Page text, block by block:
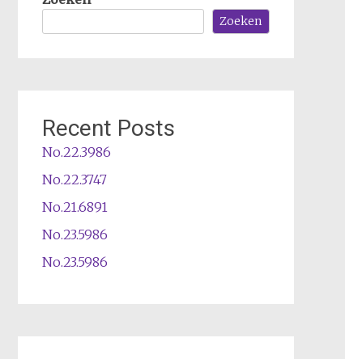
Zoeken
Recent Posts
No.22.3986
No.22.3747
No.21.6891
No.23.5986
No.23.5986